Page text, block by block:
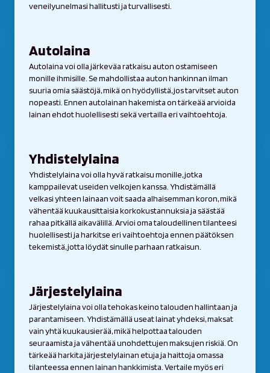
veneilyunelmasi hallitusti ja turvallisesti.
Autolaina
Autolaina voi olla järkeväa ratkaisu auton ostamiseen
monille ihmisille. Se mahdollistaa auton hankinnan ilman
suuria omia säästöjä, mikä on hyödyllistä, jos tarvitset auton
nopeasti. Ennen autolainan hakemista on tärkeää arvioida
lainan ehdot huolellisesti sekä vertailla eri vaihtoehtoja.
Yhdistelylaina
Yhdistelylaina voi olla hyvä ratkaisu monille, jotka
kamppailevat useiden velkojen kanssa. Yhdistämällä
velkasi yhteen lainaan voit saada alhaisemman koron, mikä
vähentää kuukausittaisia korkokustannuksia ja säästää
rahaa pitkällä aikavälillä. Arvioi oma taloudellinen tilanteesi
huolellisesti ja harkitse eri vaihtoehtoja ennen päätöksen
tekemistä, jotta löydät sinulle parhaan ratkaisun.
Järjestelylaina
Järjestelylaina voi olla tehokas keino talouden hallintaan ja
parantamiseen. Yhdistämällä useat lainat yhdeksi, maksat
vain yhtä kuukausierää, mikä helpottaa talouden
seuraamista ja vähentää unohdettujen maksujen riskiä. On
tärkeää harkita järjestelylainan etuja ja haittoja omassa
tilanteessa ennen lainan hankkimista. Vertaile myös eri